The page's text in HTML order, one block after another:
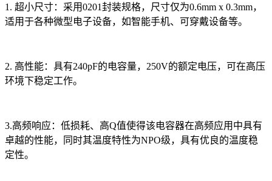
1. 超小尺寸：采用0201封装规格，尺寸仅为0.6mm x 0.3mm，
适用于各种微型电子设备，如智能手机、可穿戴设备等。
2. 高性能：具有240pF的电容量，250V的额定电压，可在高压
环境下稳定工作。
3.高频响应：低损耗、高Q值使得该电容器在高频应用中具有
卓越的性能，同时其温度特性为NPO级，具有优良的温度稳
定性。